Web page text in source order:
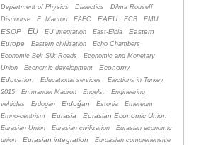
Department of Physics
Dialectics
Dilma Rouseff
Discourse
E. Macron EAEC EAEU ECB EMU
ESOP EU EU integration East-Elbia
Eastern
Europe
Eastern civilization
Echo Chambers
Economic Belt Silk Roads
Economic and Monetary
Union
Economic development
Economy
Education
Educational services
Elections in Turkey
2015
Emmanuel Macron Engels;
Engineering
vehicles
Erdogan Erdoğan Estonia
Ethereum
Ethno-centrism
Eurasia Eurasian Economic Union
Eurasian Union Eurasian civilization
Eurasian economic
union
Eurasian integration
Euroasian comprehensive